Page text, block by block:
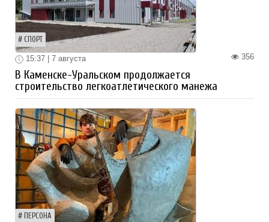
СПОРТ
356
15:37 | 7 августа
В Каменске-Уральском продолжается
строительство легкоатлетического манежа
ПЕРСОНА